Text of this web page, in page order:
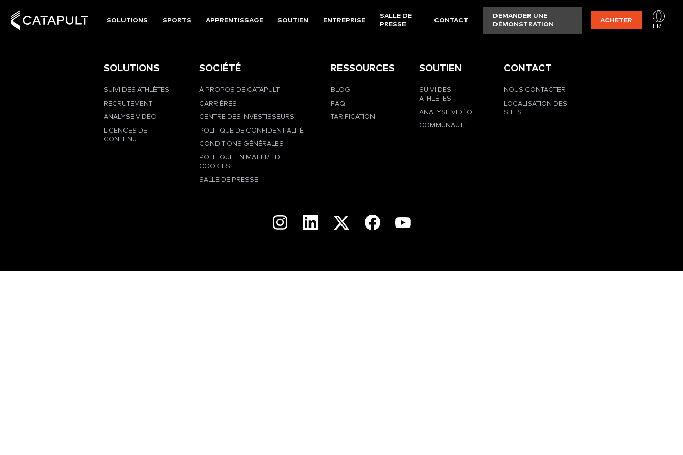
SOLUTIONS SPORTS APPRENTISSAGE SOUTIEN ENTREPRISE
SALLE DE
PRESSE
CONTACT
DEMANDER UNE
DÉMONSTRATION
ACHETER
FR
SOLUTIONS
SUIVI DES ATHLÈTES
RECRUTEMENT
ANALYSE VIDÉO
LICENCES DE
CONTENU
SOCIÉTÉ
À PROPOS DE CATAPULT
CARRIÈRES
CENTRE DES INVESTISSEURS
POLITIQUE DE CONFIDENTIALITÉ
CONDITIONS GÉNÉRALES
POLITIQUE EN MATIÈRE DE
COOKIES
SALLE DE PRESSE
RESSOURCES
BLOG
FAQ
TARIFICATION
SOUTIEN
SUIVI DES
ATHLÈTES
ANALYSE VIDÉO
COMMUNAUTÉ
CONTACT
NOUS CONTACTER
LOCALISATION DES
SITES